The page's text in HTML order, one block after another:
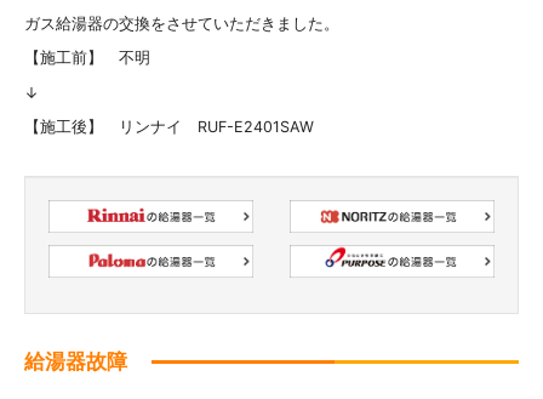
ガス給湯器の交換をさせていただきました。
【施工前】 不明
↓
【施工後】 リンナイ RUF-E2401SAW
給湯器故障